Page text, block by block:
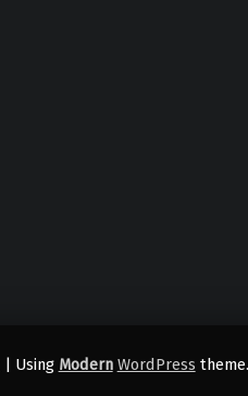
Using Modern WordPress theme.